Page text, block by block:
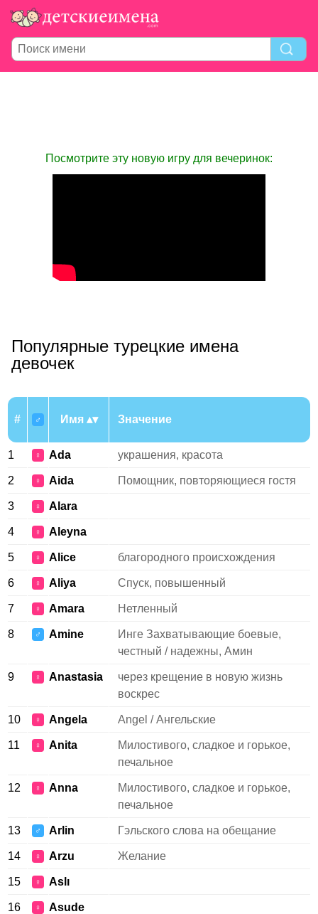
Посмотрите эту новую игру для вечеринок:
Популярные турецкие имена
девочек
# ♂ Имя Значение
1 ♀ Ada украшения, красота
2 ♀ Aida Помощник, повторяющиеся гостя
3 ♀ Alara
4 ♀ Aleyna
5 ♀ Alice благородного происхождения
6 ♀ Aliya Спуск, повышенный
7 ♀ Amara Нетленный
8 ♂ Amine
Инге Захватывающие боевые,
честный / надежны, Амин
9 ♀ Anastasia
через крещение в новую жизнь
воскрес
10 ♀ Angela Angel / Ангельские
11 ♀ Anita
Милостивого, сладкое и горькое,
печальное
12 ♀ Anna
Милостивого, сладкое и горькое,
печальное
13 ♂ Arlin Гэльского слова на обещание
14 ♀ Arzu Желание
15 ♀ Aslı
16 ♀ Asude